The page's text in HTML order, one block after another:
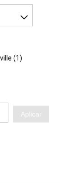
(1)
Aplicar